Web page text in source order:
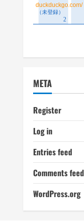
META
Register
Log in
Entries feed
Comments feed
WordPress.org